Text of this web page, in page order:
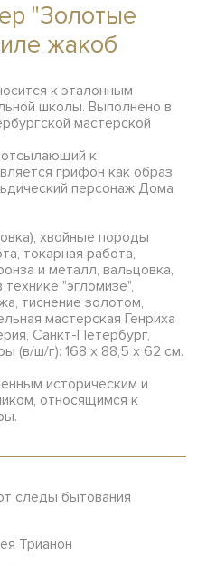
"Золотые
жакоб
к эталонным
школы. Выполнено в
мастерской
к
грифон как образ
персонаж Дома
хвойные породы
токарная работа,
и металл, вальцовка,
технике "эгломизе",
тиснение золотом,
мастерская Генриха
Санкт-Петербург,
(в/ш/г): 168 х 88,5 х 62 см.
историческим и
относящимся к
следы бытования
Трианон